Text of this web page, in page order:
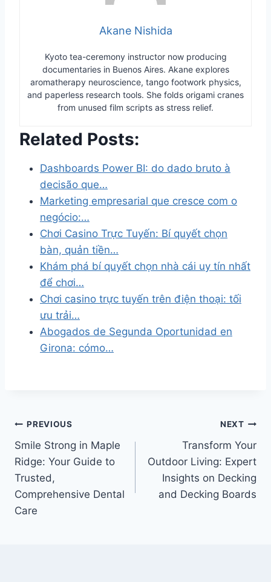
Akane Nishida
Kyoto tea-ceremony instructor now producing
documentaries in Buenos Aires. Akane explores
aromatherapy neuroscience, tango footwork physics,
and paperless research tools. She folds origami cranes
from unused film scripts as stress relief.
Related Posts:
Dashboards Power BI: do dado bruto à
decisão que…
Marketing empresarial que cresce com o
negócio:…
Chơi Casino Trực Tuyến: Bí quyết chọn
bàn, quản tiền…
Khám phá bí quyết chọn nhà cái uy tín nhất
để chơi…
Chơi casino trực tuyến trên điện thoại: tối
ưu trải…
Abogados de Segunda Oportunidad en
Girona: cómo…
Post
navigation
PREVIOUS
Smile Strong in Maple
Ridge: Your Guide to
Trusted,
Comprehensive Dental
Care
NEXT
Transform Your
Outdoor Living: Expert
Insights on Decking
and Decking Boards